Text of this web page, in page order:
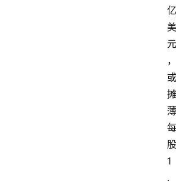
亿
美
元
，
或
摊
薄
每
股
1
.